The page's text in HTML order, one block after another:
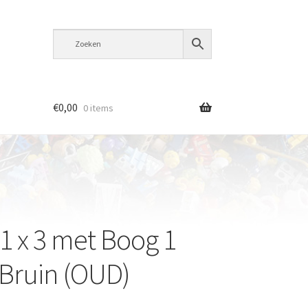
€0,00 0 items
x 3 met Boog 1
(OUD)